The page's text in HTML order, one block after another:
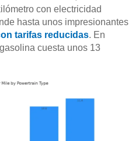
con electricidad
hasta unos impresionantes
tarifas reducidas. En
cuesta unos 13